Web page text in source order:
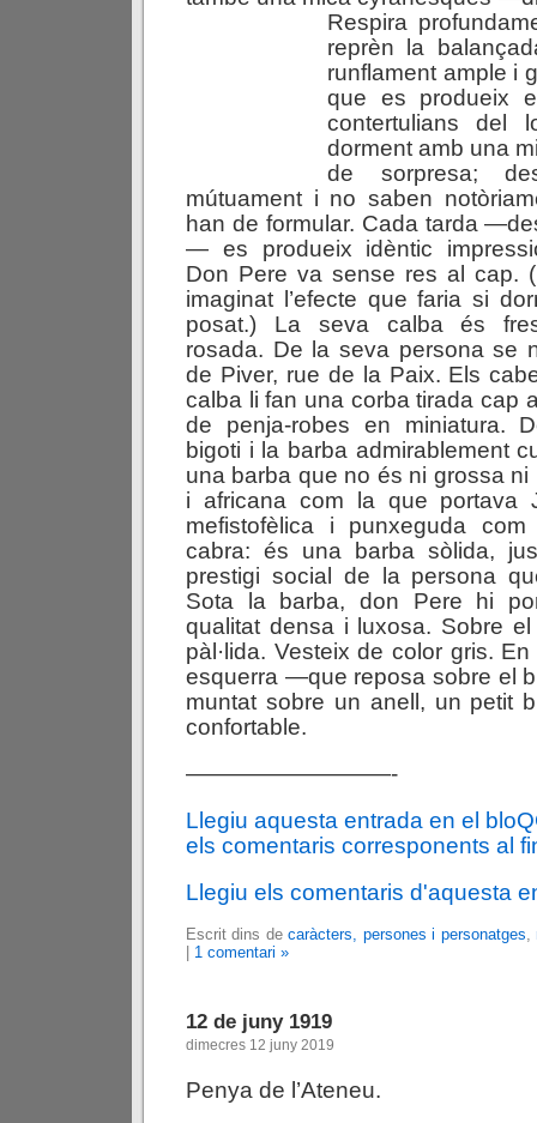
Respira
reprèn la
runflament ample i
que es produeix
contertulians del
dorment amb una
de sorpresa;
mútuament i no saben
han de formular. Cada tarda
— es produeix idèntic
Don Pere va sense res al cap.
imaginat l’efecte que faria si
posat.) La seva calba és
rosada. De la seva persona se
de Piver, rue de la Paix. Els
calba li fan una corba tirada cap
de penja-robes en miniatura.
bigoti i la barba admirablement
una barba que no és ni grossa ni
i africana com la que portava
mefistofèlica i punxeguda
cabra: és una barba sòlida,
prestigi social de la persona
Sota la barba, don Pere hi
qualitat densa i luxosa. Sobre
pàl·lida. Vesteix de color gris.
esquerra —que reposa sobre el
muntat sobre un anell, un petit
confortable.
—————————-
Llegiu aquesta entrada en el
els comentaris corresponents al
Llegiu els comentaris d'aquesta
Escrit dins decaràcters, persones i personatges,
1 comentari »
12 de juny 1919
dimecres 12 juny 2019
Penya de l’Ateneu.